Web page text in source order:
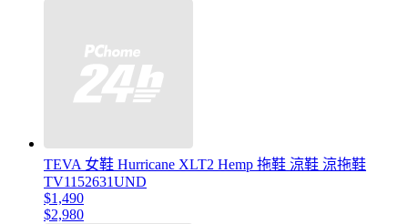
TEVA 女鞋 Hurricane XLT2 Hemp 拖鞋 涼鞋 涼拖鞋
TV1152631UND
$1,490
$2,980